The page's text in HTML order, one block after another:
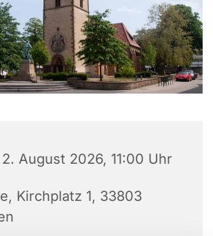
August 2026, 11:00 Uhr
Kirchplatz 1, 33803